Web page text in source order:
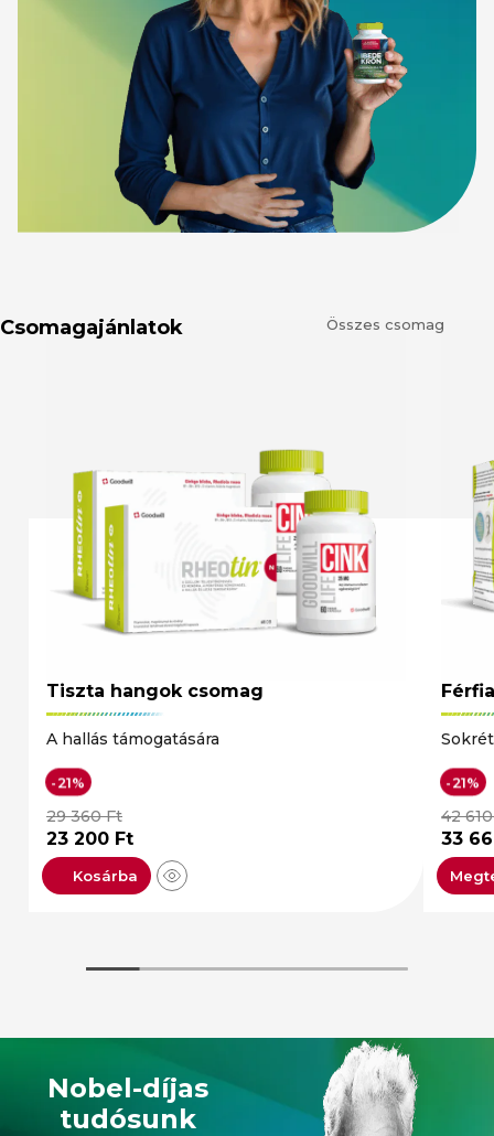
Csomagajánlatok Összes csomag
Tiszta hangok csomag
A hallás támogatására
-21%
29 360Ft
23 200 Ft
Kosárba
-21%
42
33
Nobel-díjas
tudósunk